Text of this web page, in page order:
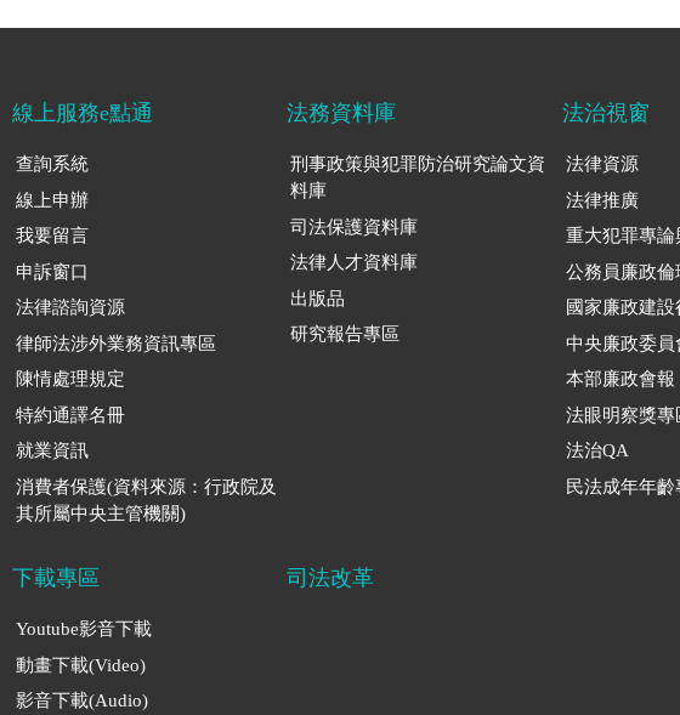
線上服務e點通
查詢系統
線上申辦
我要留言
申訴窗口
法律諮詢資源
律師法涉外業務資訊專區
陳情處理規定
特約通譯名冊
就業資訊
消費者保護(資料來源：行政院及
其所屬中央主管機關)
法務資料庫
刑事政策與犯罪防治研究論文資
料庫
司法保護資料庫
法律人才資料庫
出版品
研究報告專區
法治視窗
法律資源
法律推廣
重大犯罪專論
公務員廉政倫
國家廉政建
中央廉政委員
本部廉政會報
法眼明察獎專
法治QA
民法成年年齡
下載專區
Youtube影音下載
動畫下載(Video)
影音下載(Audio)
司法改革